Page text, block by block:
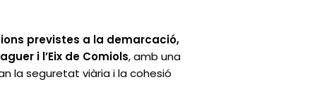
previstes a la demarcació,
i l’Eix de Comiols, amb una
la seguretat viària i la cohesió